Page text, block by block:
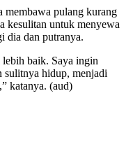
membawa pulang kurang
kesulitan untuk menyewa
dia dan putranya.
lebih baik. Saya ingin
sulitnya hidup, menjadi
katanya. (aud)